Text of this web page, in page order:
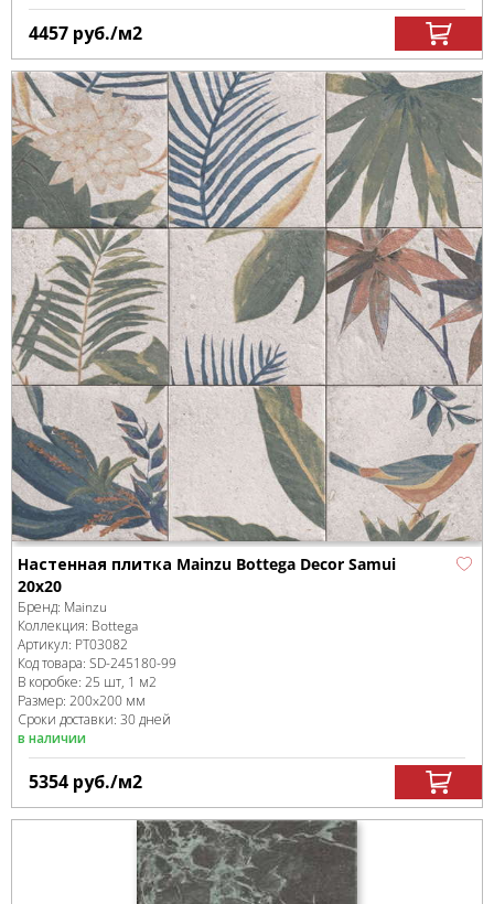
4457 руб./м2
Настенная плитка Mainzu Bottega Decor Samui
20x20
Бренд: Mainzu
Коллекция: Bottega
Артикул: PT03082
Код товара: SD-245180-99
В коробке: 25 шт, 1 м2
Размер: 200x200 мм
Сроки доставки: 30 дней
в наличии
5354 руб./м2